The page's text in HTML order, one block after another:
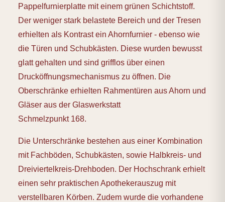
Pappelfurnierplatte mit einem grünen Schichtstoff.
Der weniger stark belastete Bereich und der Tresen
erhielten als Kontrast ein Ahornfurnier - ebenso wie
die Türen und Schubkästen. Diese wurden bewusst
glatt gehalten und sind grifflos über einen
Drucköffnungsmechanismus zu öffnen. Die
Oberschränke erhielten Rahmentüren aus Ahorn und
Gläser aus der Glaswerkstatt
Schmelzpunkt 168.
Die Unterschränke bestehen aus einer Kombination
mit Fachböden, Schubkästen, sowie Halbkreis- und
Dreiviertelkreis-Drehboden. Der Hochschrank erhielt
einen sehr praktischen Apothekerauszug mit
verstellbaren Körben. Zudem wurde die vorhandene